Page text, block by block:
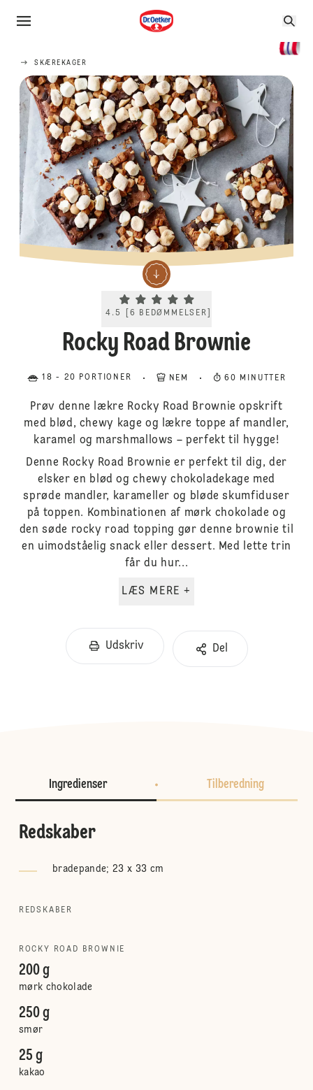
SKÆREKAGER
Current rating 4.5. Click to rate.
4.5 6 BEDØMMELSER
Rocky Road Brownie
18 - 20 PORTIONER NEM 60 MINUTTER
Prøv denne lækre Rocky Road Brownie opskrift
med blød, chewy kage og lækre toppe af mandler,
karamel og marshmallows – perfekt til hygge!
Denne Rocky Road Brownie er perfekt til dig, der
elsker en blød og chewy chokoladekage med
sprøde mandler, karameller og bløde skumfiduser
på toppen. Kombinationen af mørk chokolade og
den søde rocky road topping gør denne brownie til
en uimodståelig snack eller dessert. Med lette trin
får du hur...
LÆS MERE +
Udskriv Del
Ingredienser Tilberedning
Redskaber
bradepande; 23 x 33 cm
REDSKABER
ROCKY ROAD BROWNIE
200 g
mørk chokolade
250 g
smør
25 g
kakao